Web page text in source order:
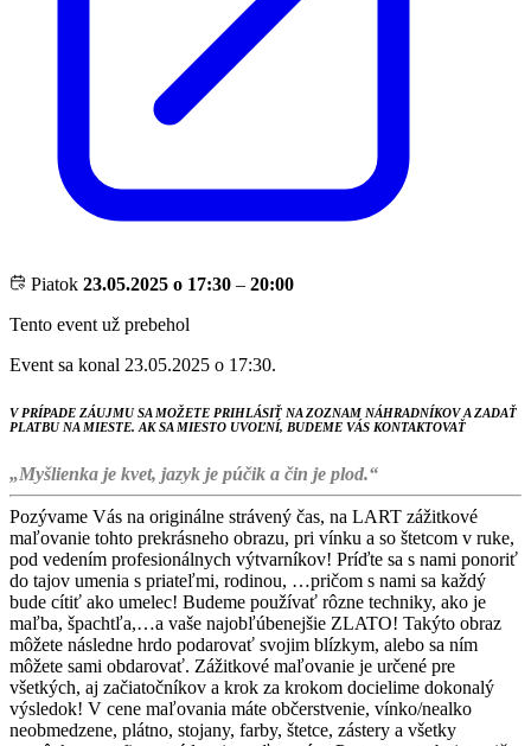
Piatok 23.05.2025 o 17:30 – 20:00
Tento event už prebehol
Event sa konal 23.05.2025 o 17:30.
V PRÍPADE ZÁUJMU SA MOŽETE PRIHLÁSIŤ NA ZOZNAM NÁHRADNÍKOV A ZADAŤ
PLATBU NA MIESTE. AK SA MIESTO UVOĽNÍ, BUDEME VÁS KONTAKTOVAŤ
„Myšlienka je kvet, jazyk je púčik a čin je plod.“
Pozývame Vás na originálne strávený čas, na LART zážitkové
maľovanie tohto prekrásneho obrazu, pri vínku a so štetcom v ruke,
pod vedením profesionálnych výtvarníkov! Príďte sa s nami ponoriť
do tajov umenia s priateľmi, rodinou, …pričom s nami sa každý
bude cítiť ako umelec! Budeme používať rôzne techniky, ako je
maľba, špachtľa,…a vaše najobľúbenejšie ZLATO! Takýto obraz
môžete následne hrdo podarovať svojim blízkym, alebo sa ním
môžete sami obdarovať. Zážitkové maľovanie je určené pre
všetkých, aj začiatočníkov a krok za krokom docielime dokonalý
výsledok! V cene maľovania máte občerstvenie, vínko/nealko
neobmedzene, plátno, stojany, farby, štetce, zástery a všetky